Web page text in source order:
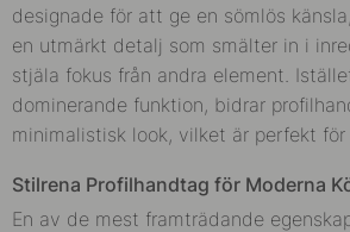
designade för att ge en sömlös
en utmärkt detalj som smälter in i
stjäla fokus från andra element.
dominerande funktion, bidrar
minimalistisk look, vilket är perfekt för
Stilrena Profilhandtag för Moderna
En av de mest framträdande